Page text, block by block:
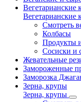
Вегетарианские
Вегетарианские
Смотреть
Колбасы
Продукты
Сосиски и
Жевательные
Замороженные
Заморозка
Зерна, крупы
Зерна, крупы